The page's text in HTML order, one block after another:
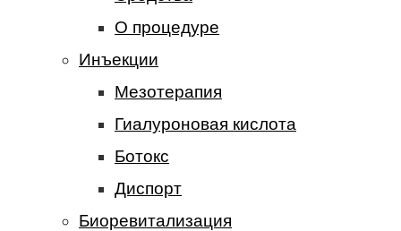
О процедуре
Инъекции
Мезотерапия
Гиалуроновая кислота
Ботокс
Диспорт
Биоревитализация